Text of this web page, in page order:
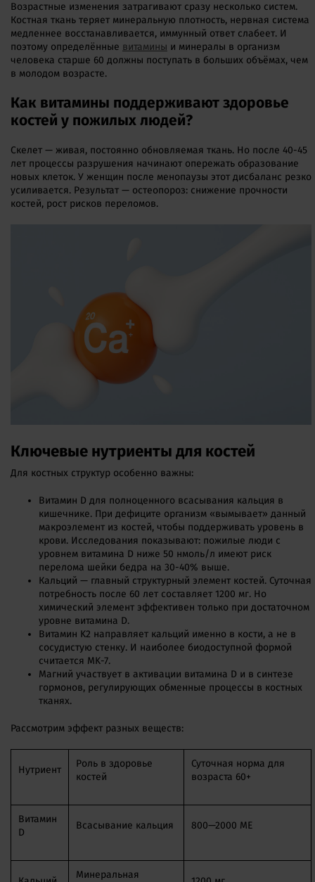
Возрастные изменения затрагивают сразу несколько систем.
Костная ткань теряет минеральную плотность, нервная система
медленнее восстанавливается, иммунный ответ слабеет. И
поэтому определённые витамины и минералы в организм
человека старше 60 должны поступать в больших объёмах, чем
в молодом возрасте.
Как витамины поддерживают здоровье
костей у пожилых людей?
Скелет — живая, постоянно обновляемая ткань. Но после 40-45
лет процессы разрушения начинают опережать образование
новых клеток. У женщин после менопаузы этот дисбаланс резко
усиливается. Результат — остеопороз: снижение прочности
костей, рост рисков переломов.
Ключевые нутриенты для костей
Для костных структур особенно важны:
Витамин D для полноценного всасывания кальция в
кишечнике. При дефиците организм «вымывает» данный
макроэлемент из костей, чтобы поддерживать уровень в
крови. Исследования показывают: пожилые люди с
уровнем витамина D ниже 50 нмоль/л имеют риск
перелома шейки бедра на 30-40% выше.
Кальций — главный структурный элемент костей. Суточная
потребность после 60 лет составляет 1200 мг. Но
химический элемент эффективен только при достаточном
уровне витамина D.
Витамин K2 направляет кальций именно в кости, а не в
сосудистую стенку. И наиболее биодоступной формой
считается MK-7.
Магний участвует в активации витамина D и в синтезе
гормонов, регулирующих обменные процессы в костных
тканях.
Рассмотрим эффект разных веществ:
Нутриент
Роль в здоровье
костей
Суточная норма для
возраста 60+
Витамин
D
Всасывание кальция 800—2000 МЕ
Минеральная